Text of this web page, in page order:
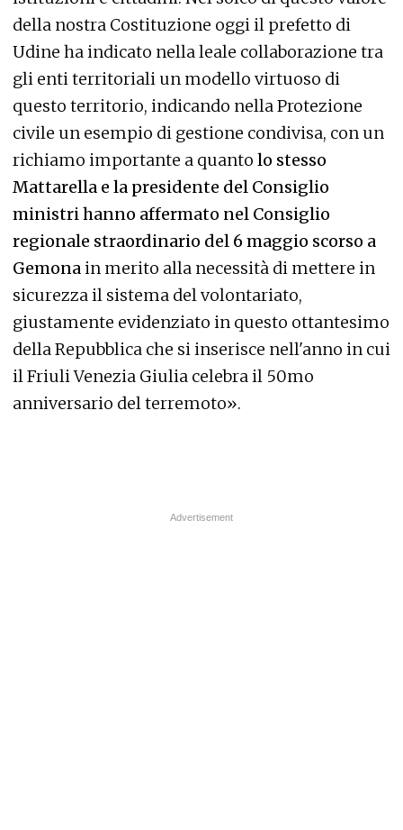
della nostra Costituzione oggi il prefetto di
Udine ha indicato nella leale collaborazione tra
gli enti territoriali un modello virtuoso di
questo territorio, indicando nella Protezione
civile un esempio di gestione condivisa, con un
richiamo importante a quanto lo stesso
Mattarella e la presidente del Consiglio
ministri hanno affermato nel Consiglio
regionale straordinario del 6 maggio scorso a
Gemonain merito alla necessità di mettere in
sicurezza il sistema del volontariato,
giustamente evidenziato in questo ottantesimo
della Repubblica che si inserisce nell'anno in cui
il Friuli Venezia Giulia celebra il 50mo
anniversario del terremoto».